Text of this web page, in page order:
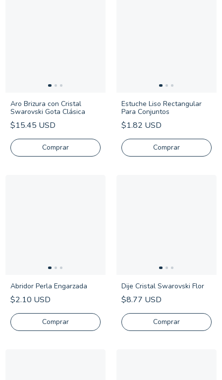
Aro Brizura con Cristal
Swarovski Gota Clásica
$15.45 USD
Estuche Liso Rectangular
Para Conjuntos
$1.82 USD
Comprar
Abridor Perla Engarzada
$2.10 USD
Comprar
Dije Cristal Swarovski Flor
$8.77 USD